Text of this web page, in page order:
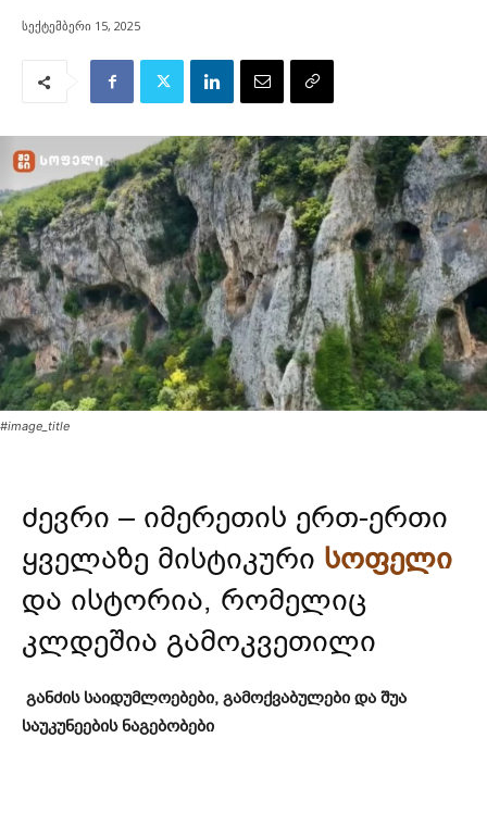
სექტემბერი 15, 2025
#image_title
ძევრი – იმერეთის ერთ-ერთი
ყველაზე მისტიკური სოფელი
და ისტორია, რომელიც
კლდეშია გამოკვეთილი
განძის საიდუმლოებები, გამოქვაბულები და შუა
საუკუნეების ნაგებობები